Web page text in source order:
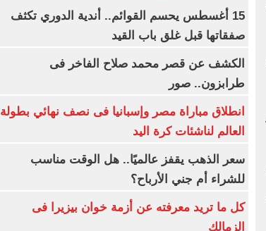
15 أغسطس يحسم القوائم.. أندية الدوري تكثف
صفقاتها قبل غلق باب القيد
الكشف عن قصر محمد صلاح الفاخر فى
طرابزون.. صور
انطلاق مباراة مصر وإسبانيا فى نصف نهائي بطولة
العالم لناشئات كرة اليد
سعر الذهب يقفز عالميًا.. هل الوقت مناسب
للشراء أم جني الأرباح؟
كل ما تريد معرفته عن أزمة خوان بيزيرا فى
الزمالك